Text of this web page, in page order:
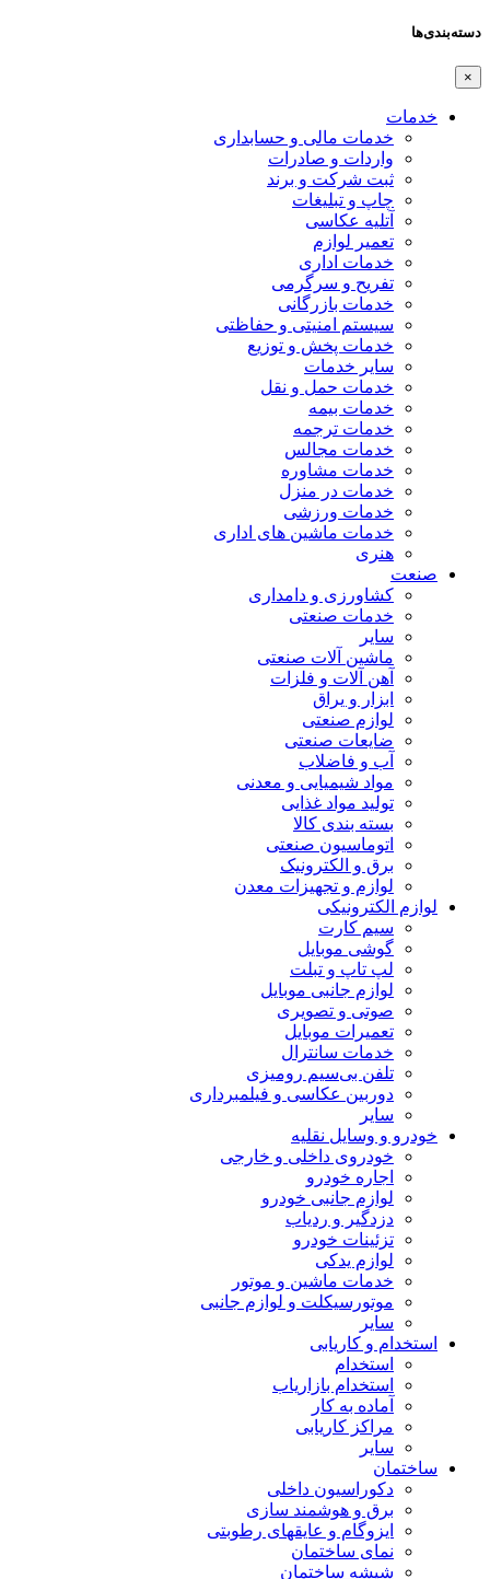
دسته‌بندی‌ها
×
خدمات
خدمات مالی و حسابداری
واردات و صادرات
ثبت شرکت و برند
چاپ و تبلیغات
آتلیه عکاسی
تعمیر لوازم
خدمات اداری
تفریح و سرگرمی
خدمات بازرگانی
سیستم امنیتی و حفاظتی
خدمات پخش و توزیع
سایر خدمات
خدمات حمل و نقل
خدمات بیمه
خدمات ترجمه
خدمات مجالس
خدمات مشاوره
خدمات در منزل
خدمات ورزشی
خدمات ماشین های اداری
هنری
صنعت
کشاورزی و دامداری
خدمات صنعتی
سایر
ماشین آلات صنعتی
آهن آلات و فلزات
ابزار و یراق
لوازم صنعتی
ضایعات صنعتی
آب و فاضلاب
مواد شیمیایی و معدنی
تولید مواد غذایی
بسته بندی کالا
اتوماسیون صنعتی
برق و الکترونیک
لوازم و تجهیزات معدن
لوازم الکترونیکی
سیم کارت
گوشی موبایل
لپ تاپ و تبلت
لوازم جانبی موبایل
صوتی و تصویری
تعمیرات موبایل
خدمات سانترال
تلفن بی‌سیم رومیزی
دوربین عکاسی و فیلمبرداری
سایر
خودرو و وسایل نقلیه
خودروی داخلی و خارجی
اجاره خودرو
لوازم جانبی خودرو
دزدگیر و ردیاب
تزئینات خودرو
لوازم یدکی
خدمات ماشین و موتور
موتورسیکلت و لوازم جانبی
سایر
استخدام و کاریابی
استخدام
استخدام بازاریاب
آماده به کار
مراکز کاریابی
سایر
ساختمان
دکوراسیون داخلی
برق و هوشمند سازی
ایزوگام و عایقهای رطوبتی
نمای ساختمان
شیشه ساختمان